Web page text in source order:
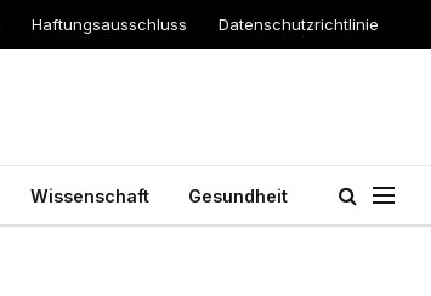
Haftungsausschluss Datenschutzrichtlinie
Wissenschaft Gesundheit